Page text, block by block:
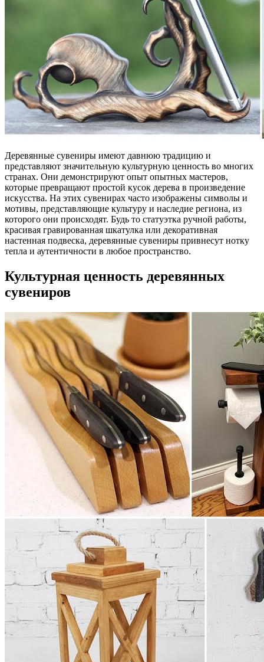
Деревянные сувениры имеют давнюю традицию и
представляют значительную культурную ценность во многих
странах. Они демонстрируют опыт опытных мастеров,
которые превращают простой кусок дерева в произведение
искусства. На этих сувенирах часто изображены символы и
мотивы, представляющие культуру и наследие региона, из
которого они происходят. Будь то статуэтка ручной работы,
красивая гравированная шкатулка или декоративная
настенная подвеска, деревянные сувениры привнесут нотку
тепла и аутентичности в любое пространство.
Культурная ценность деревянных
сувениров